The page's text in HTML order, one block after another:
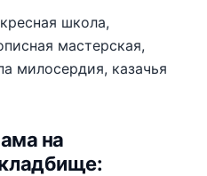
школа,
мастерская,
милосердия, казачья
на